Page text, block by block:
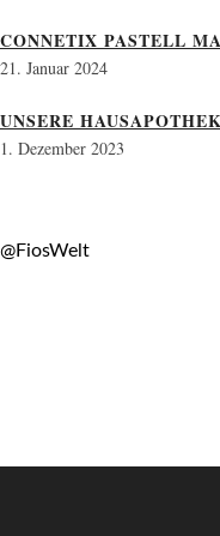
CONNETIX PASTELL
21. Januar 2024
UNSERE
1. Dezember 2023
@FiosWelt